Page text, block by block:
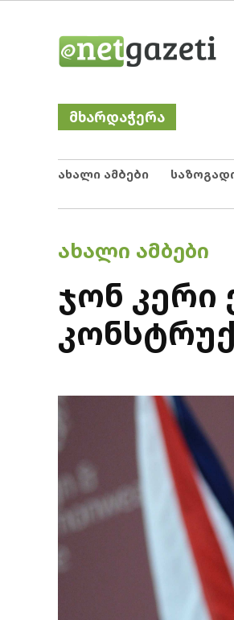
მხარდაჭერა
ახალი ამბები
POSTED
ᲐᲮᲐᲚᲘ ᲐᲛᲑᲔᲑᲘ
ჯონ